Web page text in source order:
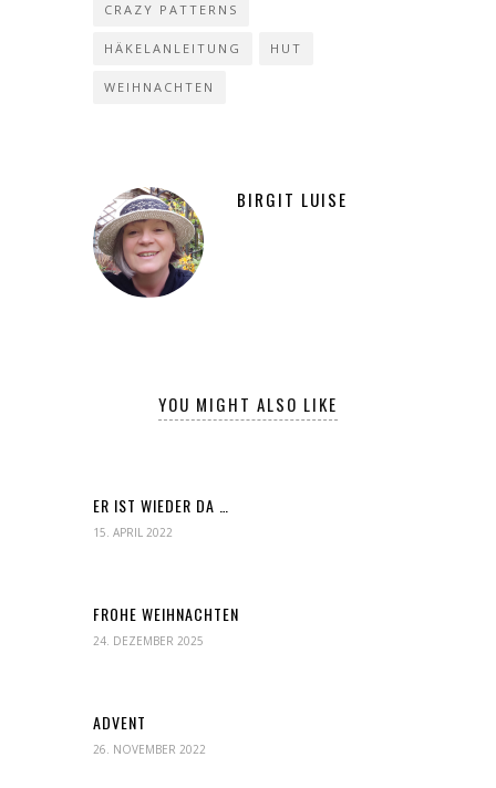
CRAZY PATTERNS
HÄKELANLEITUNG HUT
WEIHNACHTEN
BIRGIT LUISE
YOU MIGHT ALSO LIKE
ER IST WIEDER DA …
15. APRIL 2022
FROHE WEIHNACHTEN
24. DEZEMBER 2025
ADVENT
26. NOVEMBER 2022